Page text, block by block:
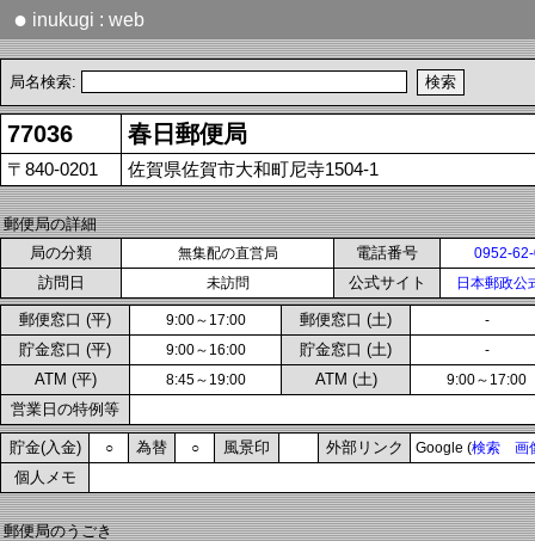
● inukugi : web
局名検索:
77036 春日郵便局
〒840-0201 佐賀県佐賀市大和町尼寺1504-1
郵便局の詳細
局の分類
無集配の直営局 電話番号 0952-
訪問日 未訪問 公式サイト 日本郵政公
郵便窓口 (平) 9:00～17:00 郵便窓口 (土) -
貯金窓口 (平) 9:00～16:00 貯金窓口 (土) -
ATM (平) 8:45～19:00 ATM (土) 9:00～17:00
営業日の特例等
貯金(入金) ○ 為替 ○ 風景印 外部リンク Google (検索 画
個人メモ
郵便局のうごき